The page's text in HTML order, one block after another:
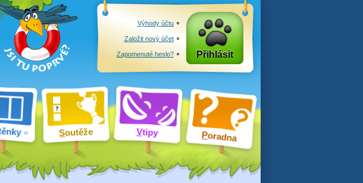
Soutěže Vtipy Poradna
Výhody účtu
Založit nový účet
Zapomenuté heslo? Přihlásit